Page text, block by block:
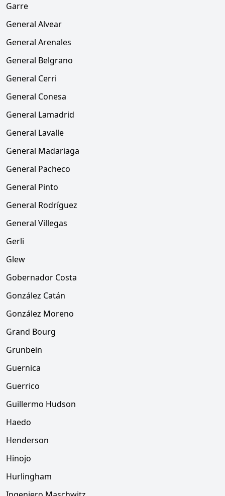
Garre
General Alvear
General Arenales
General Belgrano
General Cerri
General Conesa
General Lamadrid
General Lavalle
General Madariaga
General Pacheco
General Pinto
General Rodríguez
General Villegas
Gerli
Glew
Gobernador Costa
González Catán
González Moreno
Grand Bourg
Grunbein
Guernica
Guerrico
Guillermo Hudson
Haedo
Henderson
Hinojo
Hurlingham